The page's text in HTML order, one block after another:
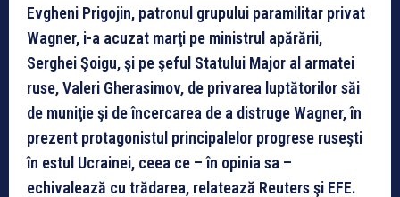
Evgheni Prigojin, patronul grupului paramilitar privat
Wagner, i-a acuzat marţi pe ministrul apărării,
Serghei Şoigu, şi pe şeful Statului Major al armatei
ruse, Valeri Gherasimov, de privarea luptătorilor săi
de muniţie şi de încercarea de a distruge Wagner, în
prezent protagonistul principalelor progrese ruseşti
în estul Ucrainei, ceea ce – în opinia sa –
echivalează cu trădarea, relatează Reuters şi EFE.